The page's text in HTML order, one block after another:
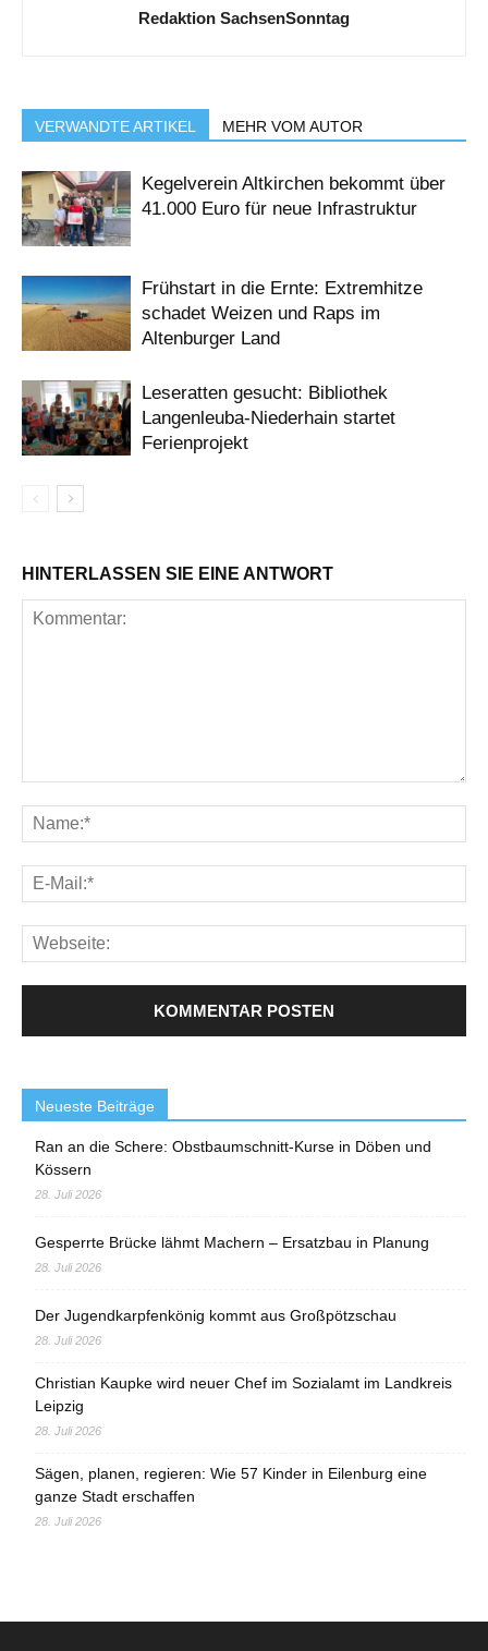
Redaktion SachsenSonntag
VERWANDTE ARTIKEL MEHR VOM AUTOR
Kegelverein Altkirchen bekommt über
41.000 Euro für neue Infrastruktur
Frühstart in die Ernte: Extremhitze
schadet Weizen und Raps im
Altenburger Land
Leseratten gesucht: Bibliothek
Langenleuba-Niederhain startet
Ferienprojekt
HINTERLASSEN SIE EINE ANTWORT
Neueste Beiträge
Ran an die Schere: Obstbaumschnitt-Kurse in Döben und
Kössern
28. Juli 2026
Gesperrte Brücke lähmt Machern – Ersatzbau in Planung
28. Juli 2026
Der Jugendkarpfenkönig kommt aus Großpötzschau
28. Juli 2026
Christian Kaupke wird neuer Chef im Sozialamt im Landkreis
Leipzig
28. Juli 2026
Sägen, planen, regieren: Wie 57 Kinder in Eilenburg eine
ganze Stadt erschaffen
28. Juli 2026